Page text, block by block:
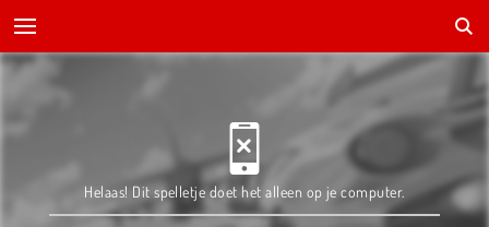
Helaas! Dit spelletje doet het alleen op je computer.